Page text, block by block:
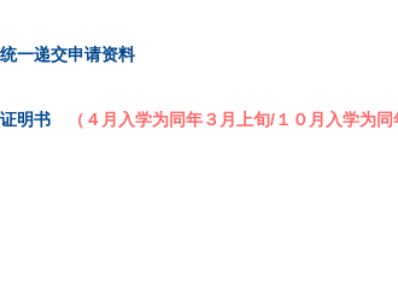
一递交申请资料
证明书 （４月入学为同年３月上旬/１０月入学为